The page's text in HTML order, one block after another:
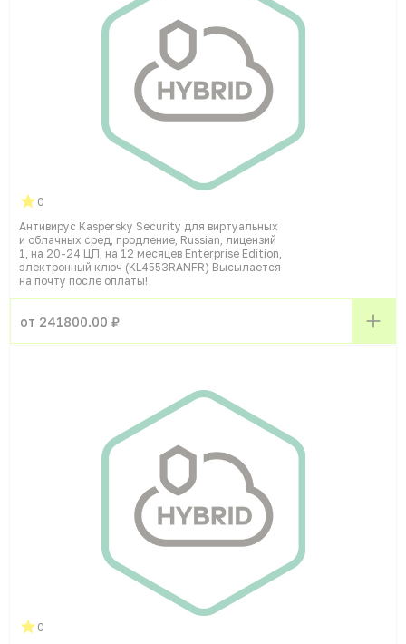
0
Антивирус Kaspersky Security для виртуальных
и облачных сред, продление, Russian, лицензий
1, на 20-24 ЦП, на 12 месяцев Enterprise Edition,
электронный ключ (KL4553RANFR) Высылается
на почту после оплаты!
от 241800.00 ₽
0